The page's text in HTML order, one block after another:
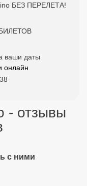
БЕЗ ПЕРЕЛЕТА!
ваши даты
онлайн
- отзывы
с ними